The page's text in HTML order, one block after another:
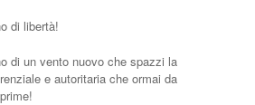
di libertà!
di un vento nuovo che spazzi la
e autoritaria che ormai da